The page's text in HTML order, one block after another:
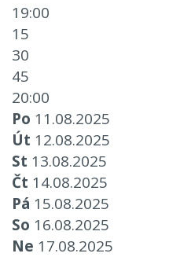
19:00
15
30
45
20:00
Po 11.08.2025
Út 12.08.2025
St 13.08.2025
Čt 14.08.2025
Pá 15.08.2025
So 16.08.2025
Ne 17.08.2025